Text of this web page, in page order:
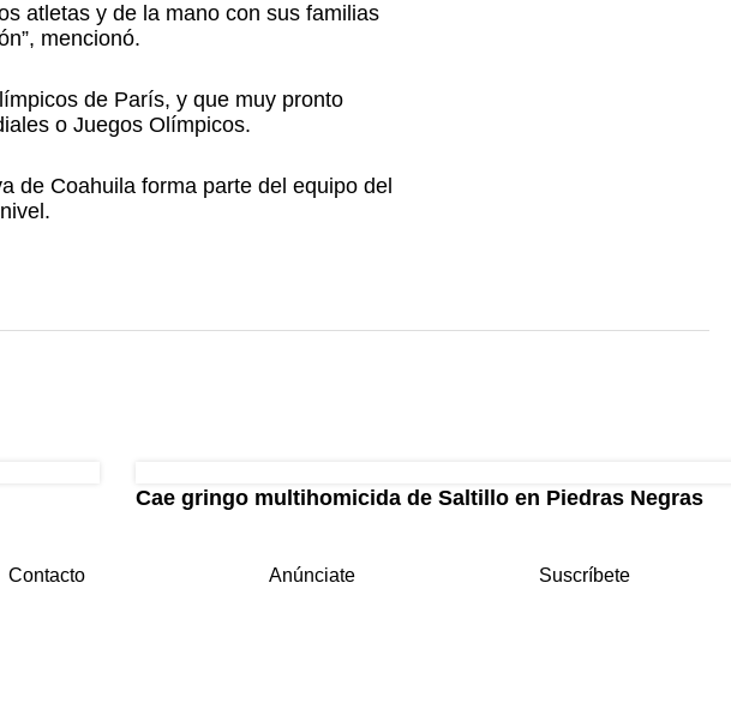
atletas y de la mano con sus familias
mencionó.
de París, y que muy pronto
o Juegos Olímpicos.
de Coahuila forma parte del equipo del
Cae gringo multihomicida de Saltillo en Piedras Negras
Contacto Anúnciate Suscríbete